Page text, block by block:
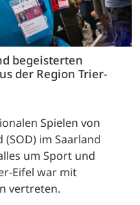
begeisterten
der Region Trier-
Spielen von
im Saarland
um Sport und
Eifel war mit
vertreten.